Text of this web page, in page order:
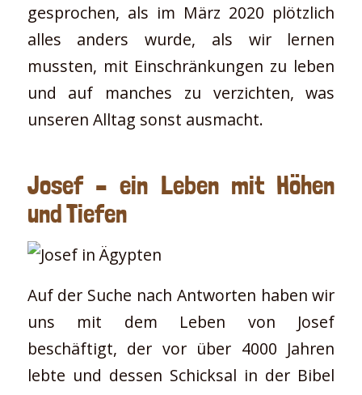
gesprochen, als im März 2020 plötzlich
alles anders wurde, als wir lernen
mussten, mit Einschränkungen zu leben
und auf manches zu verzichten, was
unseren Alltag sonst ausmacht.
Josef – ein Leben mit Höhen
und Tiefen
Auf der Suche nach Antworten haben wir
uns mit dem Leben von Josef
beschäftigt, der vor über 4000 Jahren
lebte und dessen Schicksal in der Bibel